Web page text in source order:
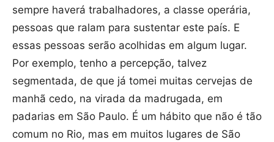
sempre haverá trabalhadores, a classe operária,
pessoas que ralam para sustentar este país. E
essas pessoas serão acolhidas em algum lugar.
Por exemplo, tenho a percepção, talvez
segmentada, de que já tomei muitas cervejas de
manhã cedo, na virada da madrugada, em
padarias em São Paulo. É um hábito que não é tão
comum no Rio, mas em muitos lugares de São